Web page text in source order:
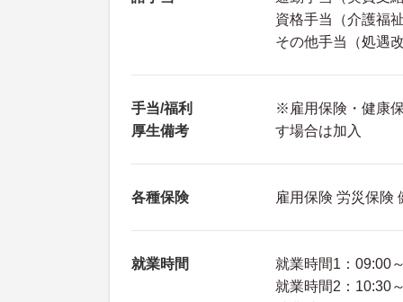
資格手当（介護福
その他手当（処遇
手当/福利
厚生備考
※雇用保険・健康
す場合は加入
各種保険 雇用保険 労災保険
就業時間
就業時間1：09:00
就業時間2：10:30